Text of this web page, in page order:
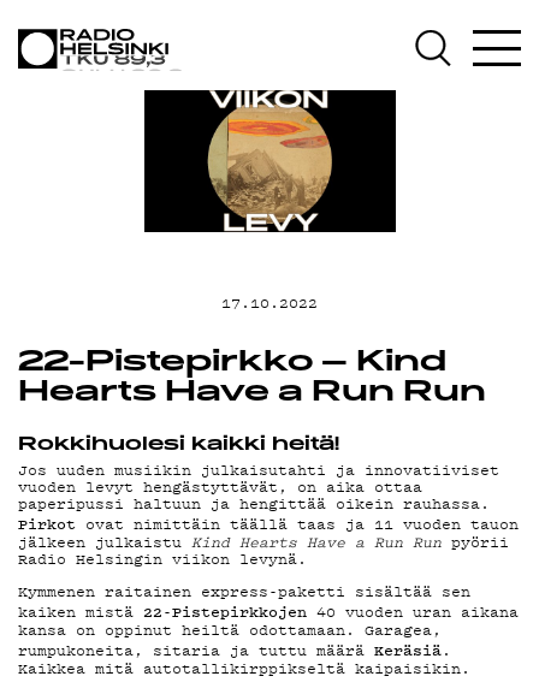
AJANKOHTAISTA
OHJELMAT
TEKIJÄT
ON-DEMAND
PODCAST
MAINOSTA
YHTEYSTIEDOT
G LIVELAB
17.10.2022
22-Pistepirkko – Kind
Hearts Have a Run Run
Rokkihuolesi kaikki heitä!
Jos uuden musiikin julkaisutahti ja innovatiiviset
vuoden levyt hengästyttävät, on aika ottaa
paperipussi haltuun ja hengittää oikein rauhassa.
Pirkot ovat nimittäin täällä taas ja 11 vuoden tauon
jälkeen julkaistu Kind Hearts Have a Run Run pyörii
Radio Helsingin viikon levynä.
Kymmenen raitainen express-paketti sisältää sen
kaiken mistä 22-Pistepirkkojen 40 vuoden uran aikana
kansa on oppinut heiltä odottamaan. Garagea,
rumpukoneita, sitaria ja tuttu määrä Keräsiä.
Kaikkea mitä autotallikirppikseltä kaipaisikin.